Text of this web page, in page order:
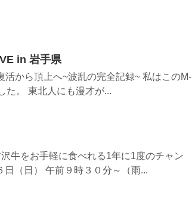
in 岩手県
活から頂上へ~波乱の完全記録~ 私はこのM-
た。 東北人にも漫才が...
牛をお手軽に食べれる1年に1度のチャン
（日） 午前９時３０分～（雨...